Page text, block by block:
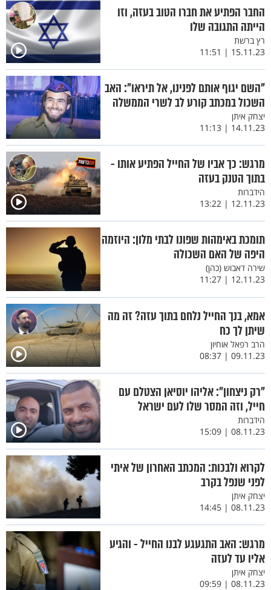
החבר הפתיע את חברו הטוב בעזה, וזו
הייתה התגובה שלו
רץ ברשת
15.11.23 | 11:51
"השם יגוף אותם לפנינו, אל תיראו": האב
השכול במכתב קורע לב לשרי הממשלה
יצחק איתן
14.11.23 | 11:13
מרגש: כך אביו של החייל הפתיע אותו -
בתוך הטנק בעזה
הידברות
12.11.23 | 13:22
תומכת באימהות שפונו לבתי מלון: היוזמה
היפה של האם השכולה
שירה דאבוש (כהן)
12.11.23 | 11:27
אמא, בנך החייל נלחם בתוך עזה? זה מה
שיתן לך כח
הרב רפאל אוחיון
09.11.23 | 08:37
"רק ניצחון": אליהו יוסיאן הצטלם עם
חייל, וזה המסר שלו לעם ישראל
הידברות
08.11.23 | 15:09
לקרוא ולבכות: המכתב האחרון של איתי
לפני שנפל בקרב
יצחק איתן
08.11.23 | 14:45
מרגש: האב התגעגע לבנו החייל - והגיע
אליו עד לעזה
יצחק איתן
08.11.23 | 09:59